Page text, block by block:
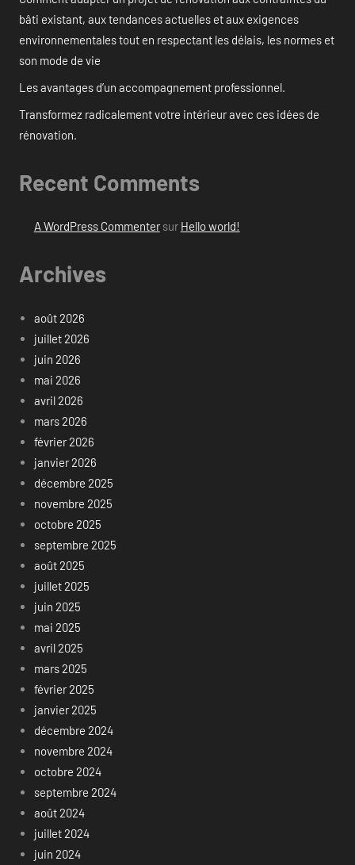
bâti existant, aux tendances actuelles et aux exigences
environnementales tout en respectant les délais, les normes et
son mode de vie
Les avantages d’un accompagnement professionnel.
Transformez radicalement votre intérieur avec ces idées de
rénovation.
Recent Comments
A WordPress Commentersur Hello world!
Archives
août 2026
juillet 2026
juin 2026
mai 2026
avril 2026
mars 2026
février 2026
janvier 2026
décembre 2025
novembre 2025
octobre 2025
septembre 2025
août 2025
juillet 2025
juin 2025
mai 2025
avril 2025
mars 2025
février 2025
janvier 2025
décembre 2024
novembre 2024
octobre 2024
septembre 2024
août 2024
juillet 2024
juin 2024